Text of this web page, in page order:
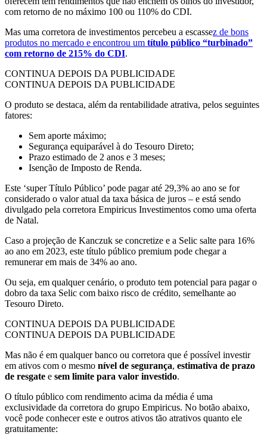
com retorno de no máximo 100 ou 110% do CDI.
Mas uma corretora de investimentos percebeu a escassez de bons
produtos no mercado e encontrou um título público “turbinado”
com retorno de 215% do CDI.
CONTINUA DEPOIS DA PUBLICIDADE
CONTINUA DEPOIS DA PUBLICIDADE
O produto se destaca, além da rentabilidade atrativa, pelos seguintes
fatores:
Sem aporte máximo;
Segurança equiparável à do Tesouro Direto;
Prazo estimado de 2 anos e 3 meses;
Isenção de Imposto de Renda.
Este ‘super Título Público’ pode pagar até 29,3% ao ano se for
considerado o valor atual da taxa básica de juros – e está sendo
divulgado pela corretora Empiricus Investimentos como uma oferta
de Natal.
Caso a projeção de Kanczuk se concretize e a Selic salte para 16%
ao ano em 2023, este título público premium pode chegar a
remunerar em mais de 34% ao ano.
Ou seja, em qualquer cenário, o produto tem potencial para pagar o
dobro da taxa Selic com baixo risco de crédito, semelhante ao
Tesouro Direto.
CONTINUA DEPOIS DA PUBLICIDADE
CONTINUA DEPOIS DA PUBLICIDADE
Mas não é em qualquer banco ou corretora que é possível investir
em ativos com o mesmo nível de segurança, estimativa de prazo
de resgate e sem limite para valor investido.
O título público com rendimento acima da média é uma
exclusividade da corretora do grupo Empiricus. No botão abaixo,
você pode conhecer este e outros ativos tão atrativos quanto ele
gratuitamente: